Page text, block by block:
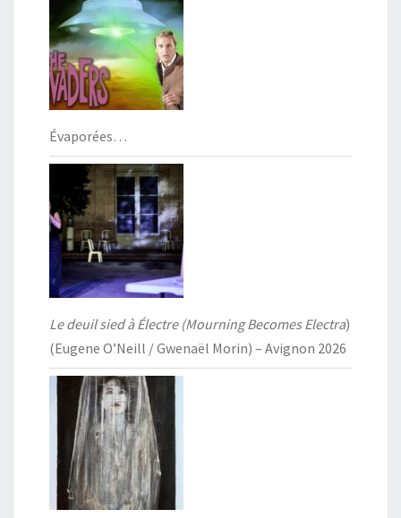
Évaporées…
Le deuil sied à Électre (Mourning Becomes Electra)
(Eugene O’Neill / Gwenaël Morin) – Avignon 2026